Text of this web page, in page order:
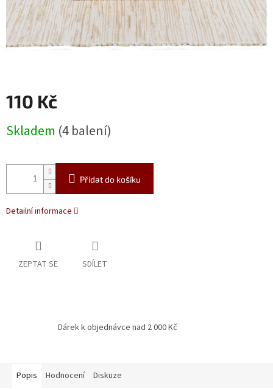
110 Kč
cena:
Skladem (4 balení)
Přidat do košíku
Detailní informace
ZEPTAT SE SDÍLET
Dárek k objednávce nad 2 000 Kč
Popis Hodnocení Diskuze